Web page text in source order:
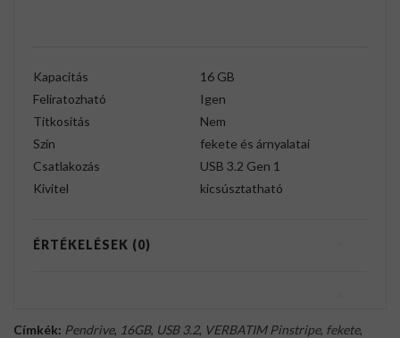
Kapacitás
16 GB
Feliratozható
Igen
Titkosítás
Nem
Szín
fekete és árnyalatai
Csatlakozás
USB 3.2 Gen 1
Kivitel
kicsúsztatható
ÉRTÉKELÉSEK (0)
Címkék: Pendrive, 16GB, USB 3.2, VERBATIM Pinstripe, fekete,